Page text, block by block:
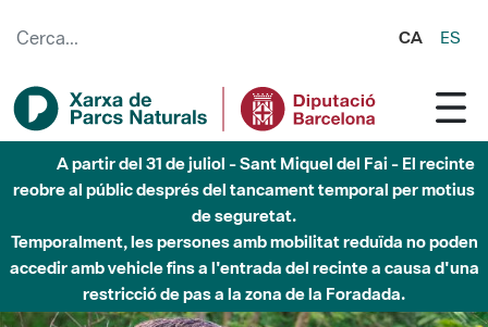
CA ES
A partir del 31 de juliol - Sant Miquel del Fai - El recinte
reobre al públic després del tancament temporal per motius
de seguretat.
Temporalment, les persones amb mobilitat reduïda no poden
accedir amb vehicle fins a l'entrada del recinte a causa d'una
restricció de pas a la zona de la Foradada.